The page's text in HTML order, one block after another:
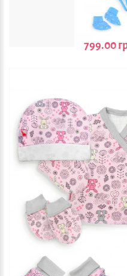
799.00